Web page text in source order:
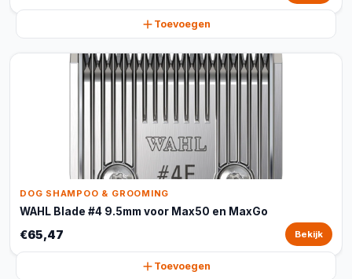
Toevoegen
DOG SHAMPOO & GROOMING
WAHL Blade #4 9.5mm voor Max50 en MaxGo
€65,47 Bekijk
Toevoegen